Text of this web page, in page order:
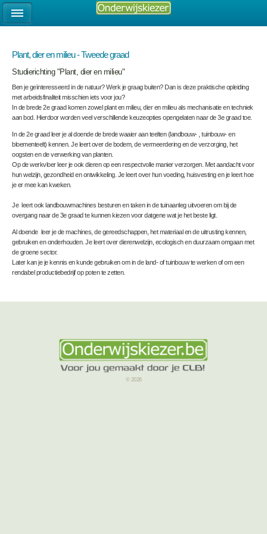
Plant, dier en milieu - Tweede graad
Studierichting "Plant, dier en milieu"
Ben je geïnteresseerd in de natuur? Werk je graag buiten? Dan is deze praktische opleiding
met arbeidsfinaliteit misschien iets voor jou?
In de brede 2egraad komen zowel plant en milieu, dier en milieu als mechanisatie en techniek
aan bod. Hierdoor worden veel verschillende keuzeopties opengelaten naar de 3e graad toe.
In de 2egraad leer je al doende de brede waaier aan teelten (landbouw- , tuinbouw- en
bloementeelt) kennen. Je leert over de bodem, de vermeerdering en de verzorging, het
oogsten en de verwerking van planten.
Op de werkvloer leer je ook dieren op een respectvolle manier verzorgen. Met aandacht voor
hun welzijn, gezondheid en ontwikkeling. Je leert over hun voeding, huisvesting en je leert hoe
je er mee kan kweken.
Je leert ook landbouwmachines besturen en taken in de tuinaanleg uitvoeren om bij de
overgang naar de 3egraad te kunnen kiezen voor datgene wat je het beste ligt.
Al doende leer je de machines, de gereedschappen, het materiaal en de uitrusting kennen,
gebruiken en onderhouden. Je leert over dierenwelzijn, ecologisch en duurzaam omgaan met
de groene sector.
Later kan je je kennis en kunde gebruiken om in de land- of tuinbouw te werken of om een
rendabel productiebedrijf op poten te zetten.
© 2026